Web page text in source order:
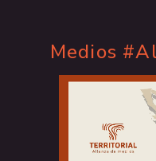
Medios